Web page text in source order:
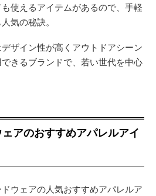
使えるアイテムがあるので、手軽
気の秘訣。
ザイン性が高くアウトドアシーン
きるブランドで、若い世代を中心
アのおすすめアパレルアイ
ウェアの人気おすすめアパレルア